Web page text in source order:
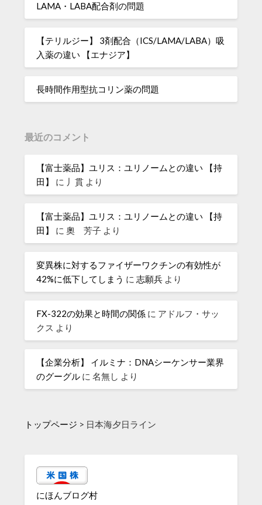
LAMA・LABA配合剤の問題
【テリルジー】 3剤配合（ICS/LAMA/LABA）吸
入薬の違い 【エナジア】
長時間作用型抗コリン薬の問題
最近のコメント
【富士薬品】ユリス：ユリノームとの違い 【持
田】
に 丿貫 より
【富士薬品】ユリス：ユリノームとの違い 【持
田】
に奧 芳子 より
変異株に対するファイザーワクチンの有効性が
42%に低下してしまう に志願兵 より
FX-322の効果と時間の関係 に アドルフ・サッ
クス より
【企業分析】 イルミナ：DNAシーケンサー業界
のグーグル に名無し より
トップページ > 日本海夕日ライン
にほんブログ村